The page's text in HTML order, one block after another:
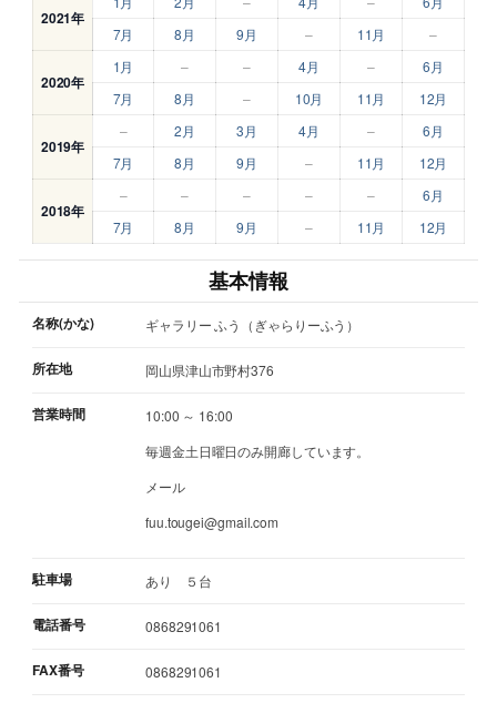
2021年
7月
8月 9月 – 11月 –
2020年
1月 – – 4月 –
6月
7月
8月 – 10月 11月 12月
2019年
– 2月 3月 4月 –
6月
7月
8月 9月 – 11月 12月
2018年
– – – – –
6月
7月
8月 9月 – 11月 12月
基本情報
名称(かな) ギャラリー ふう（ぎゃらりーふう）
所在地 岡山県津山市野村376
営業時間
10:00 ～ 16:00
毎週金土日曜日のみ開廊しています。
メール
fuu.tougei@gmail.com
駐車場 あり ５台
電話番号 0868291061
FAX番号 0868291061